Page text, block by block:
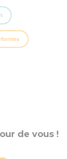
de vous !